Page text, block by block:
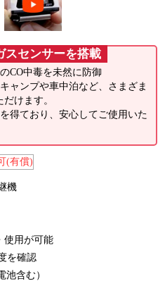
スセンサーを搭載
CO中毒を未然に防御
ャンプや車中泊など、さまざま
けます。
得ており、安心してご使用いた
(有償)
機
使用が可能
を確認
池含む）